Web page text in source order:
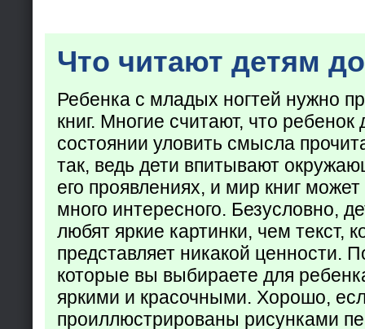
Что читают детям
Ребенка с младых ногтей нужно
книг. Многие считают, что ребенок
состоянии уловить смысла
так, ведь дети впитывают
его проявлениях, и мир книг
много интересного. Безусловно,
любят яркие картинки, чем текст,
представляет никакой ценности.
которые вы выбираете для
яркими и красочными. Хорошо,
проиллюстрированы рисунками